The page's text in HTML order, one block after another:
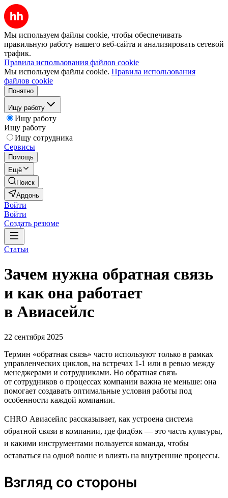
Мы используем файлы cookie, чтобы обеспечивать
правильную работу нашего веб-сайта и анализировать сетевой
трафик.
Правила использования файлов cookie
Мы используем файлы cookie. Правила использования
файлов cookie
Понятно
Ищу работу
Ищу работу
Ищу работу
Ищу сотрудника
Сервисы
Помощь
Ещё
Поиск
Ардонь
Войти
Войти
Создать резюме
Статьи
Зачем нужна обратная связь
и как она работает
в Авиасейлс
22 сентября 2025
Термин «обратная связь» часто используют только в рамках
управленческих циклов, на встречах 1-1 или в ревью между
менеджерами и сотрудниками. Но обратная связь
от сотрудников о процессах компании важна не меньше: она
помогает создавать оптимальные условия работы под
особенности каждой компании.
CHRO Авиасейлс рассказывает, как устроена система
обратной связи в компании, где фидбэк — это часть культуры,
и какими инструментами пользуется команда, чтобы
оставаться на одной волне и влиять на внутренние процессы.
Взгляд со стороны